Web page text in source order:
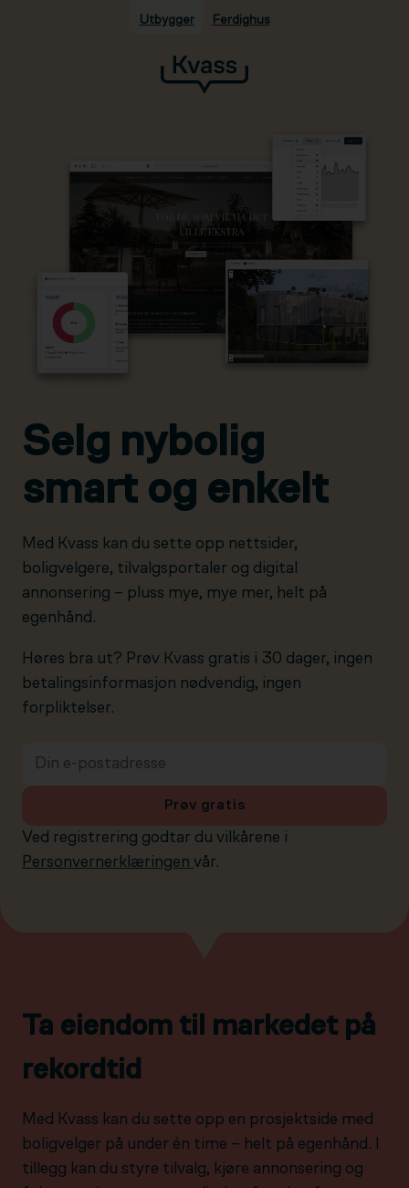
Hopp til hovedinnhold
Utbygger Ferdighus
Selg nybolig
smart og enkelt
Med Kvass kan du sette opp nettsider,
boligvelgere, tilvalgsportaler og digital
annonsering – pluss mye, mye mer, helt på
egenhånd.
Høres bra ut? Prøv Kvass gratis i 30 dager, ingen
betalingsinformasjon nødvendig, ingen
forpliktelser.
Ved registrering godtar du vilkårene i
Personvernerklæringen vår.
Prøv gratis
Ta eiendom til markedet på
rekordtid
Med Kvass kan du sette opp en prosjektside med
boligvelger på under én time – helt på egenhånd. I
tillegg kan du styre tilvalg, kjøre annonsering og